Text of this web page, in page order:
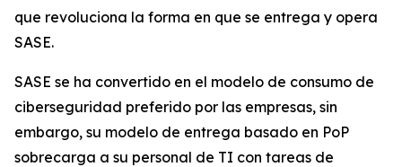
que revoluciona la forma en que se entrega y opera
SASE.
SASE se ha convertido en el modelo de consumo de
ciberseguridad preferido por las empresas, sin
embargo, su modelo de entrega basado en PoP
sobrecarga a su personal de TI con tareas de